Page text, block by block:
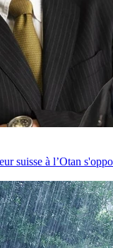
suisse à l’Otan